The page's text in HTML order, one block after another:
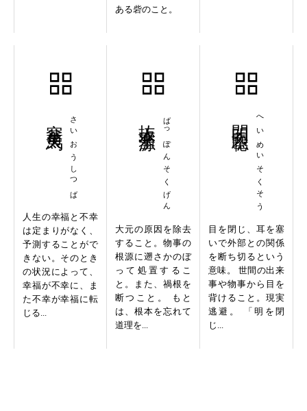
ある砦のこと。
さいおうしつば
人生の幸福と不幸
は定まりがなく、
予測することがで
きない。そのとき
の状況によって、
幸福が不幸に、ま
た不幸が幸福に転
じる...
ばっぽんそくげん
大元の原因を除去
すること。物事の
根源に遡さかのぼ
って処置するこ
と。また、禍根を
断つこと。 もと
は、根本を忘れて
道理を...
へいめいそくそう
目を閉じ、耳を塞
いで外部との関係
を断ち切るという
意味。 世間の出来
事や物事から目を
背けること。現実
逃避。 「明を閉
じ...